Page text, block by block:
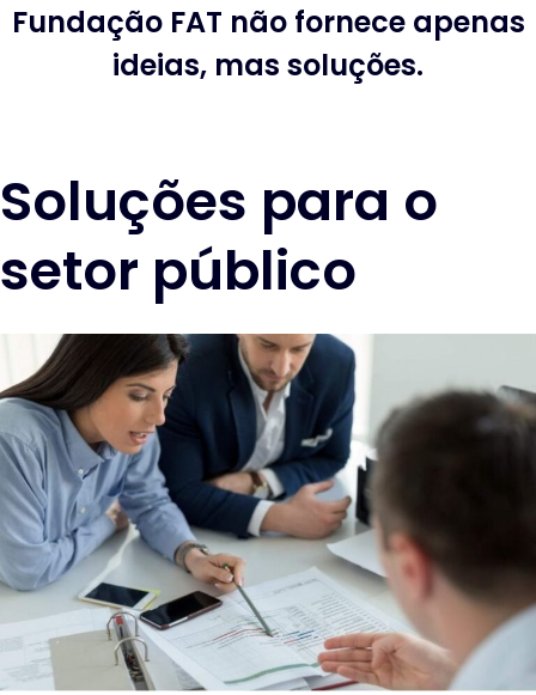
Fundação FAT não fornece apenas
ideias, mas soluções.
Soluções para o
setor público